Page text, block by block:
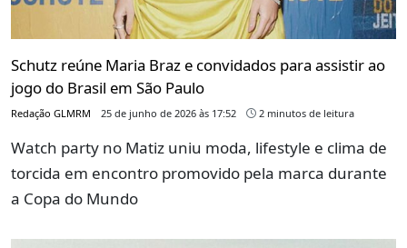
Schutz reúne Maria Braz e convidados para assistir ao
jogo do Brasil em São Paulo
Redação GLMRM 25 de junho de 2026 às 17:52 2 minutos de leitura
Watch party no Matiz uniu moda, lifestyle e clima de
torcida em encontro promovido pela marca durante
a Copa do Mundo